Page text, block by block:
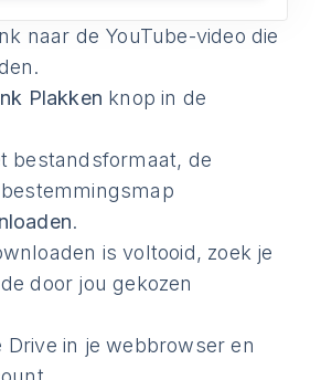
naar de YouTube-video die
Plakken knop in de
bestandsformaat, de
.
is voltooid, zoek je
door jou gekozen
Drive in je webbrowser en